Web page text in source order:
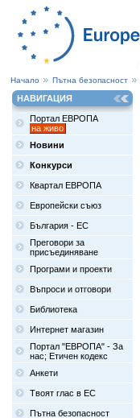
Начало Пътна безопасност
НАВИГАЦИЯ
Портал ЕВРОПА
на живо
Новини
Конкурси
Квартал ЕВРОПА
Европейски съюз
България - ЕС
Преговори за
присъединяване
Програми и проекти
Въпроси и отговори
Библиотека
Интернет магазин
Портал "ЕВРОПА" - За
нас; Етичен кодекс
Анкети
Твоят глас в ЕС
Пътна безопасност